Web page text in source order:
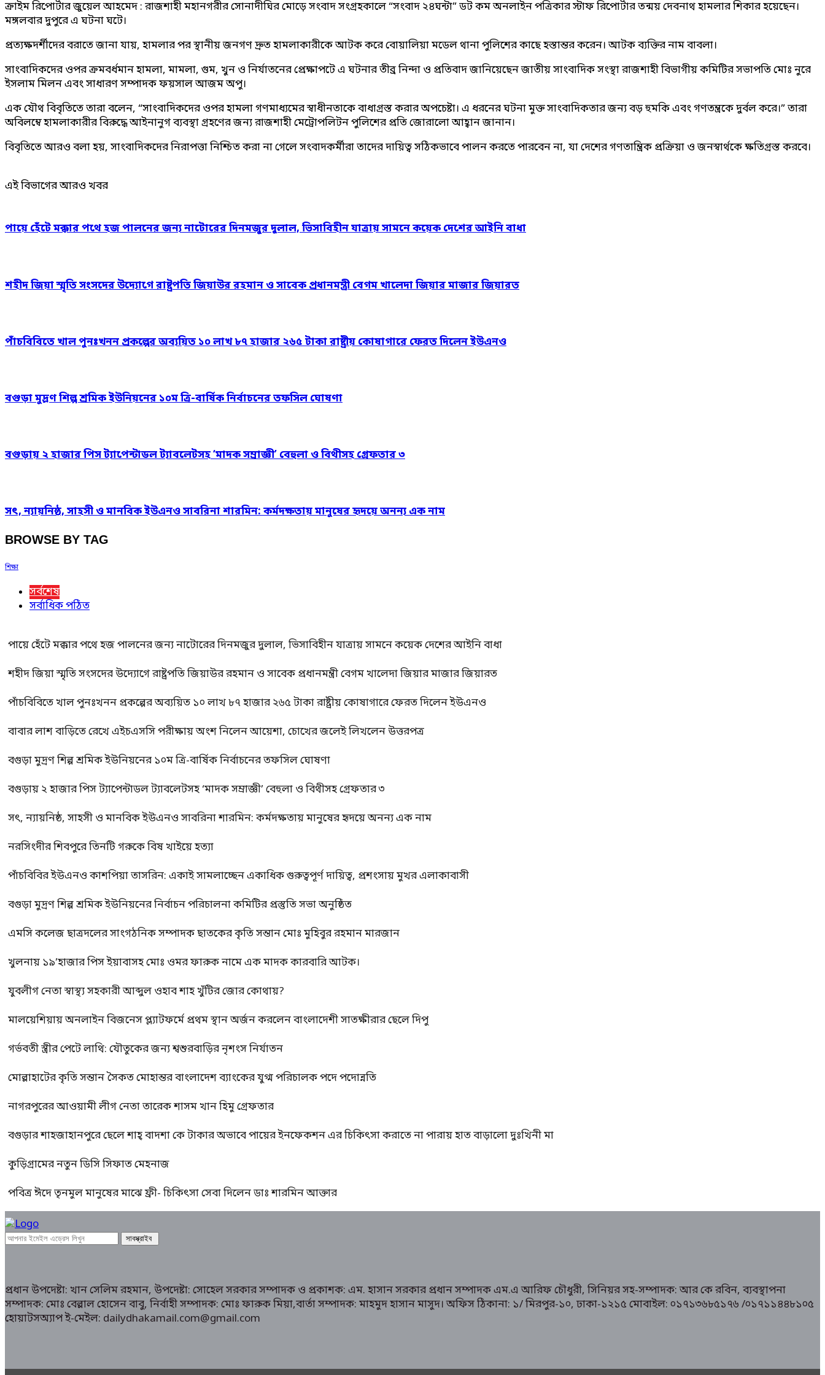
ক্রাইম রিপোর্টার জুয়েল আহমেদ : রাজশাহী মহানগরীর সোনাদীঘির মোড়ে সংবাদ সংগ্রহকালে “সংবাদ ২৪ঘন্টা” ডট কম অনলাইন পত্রিকার স্টাফ রিপোর্টার তন্ময় দেবনাথ হামলার শিকার হয়েছেন।
মঙ্গলবার দুপুরে এ ঘটনা ঘটে।
প্রত্যক্ষদর্শীদের বরাতে জানা যায়, হামলার পর স্থানীয় জনগণ দ্রুত হামলাকারীকে আটক করে বোয়ালিয়া মডেল থানা পুলিশের কাছে হস্তান্তর করেন। আটক ব্যক্তির নাম বাবলা।
সাংবাদিকদের ওপর ক্রমবর্ধমান হামলা, মামলা, গুম, খুন ও নির্যাতনের প্রেক্ষাপটে এ ঘটনার তীব্র নিন্দা ও প্রতিবাদ জানিয়েছেন জাতীয় সাংবাদিক সংস্থা রাজশাহী বিভাগীয় কমিটির সভাপতি মোঃ নুরে
ইসলাম মিলন এবং সাধারণ সম্পাদক ফয়সাল আজম অপু।
এক যৌথ বিবৃতিতে তারা বলেন, “সাংবাদিকদের ওপর হামলা গণমাধ্যমের স্বাধীনতাকে বাধাগ্রস্ত করার অপচেষ্টা। এ ধরনের ঘটনা মুক্ত সাংবাদিকতার জন্য বড় হুমকি এবং গণতন্ত্রকে দুর্বল করে।” তারা
অবিলম্বে হামলাকারীর বিরুদ্ধে আইনানুগ ব্যবস্থা গ্রহণের জন্য রাজশাহী মেট্রোপলিটন পুলিশের প্রতি জোরালো আহ্বান জানান।
বিবৃতিতে আরও বলা হয়, সাংবাদিকদের নিরাপত্তা নিশ্চিত করা না গেলে সংবাদকর্মীরা তাদের দায়িত্ব সঠিকভাবে পালন করতে পারবেন না, যা দেশের গণতান্ত্রিক প্রক্রিয়া ও জনস্বার্থকে ক্ষতিগ্রস্ত করবে।
এই বিভাগের আরও খবর
পায়ে হেঁটে মক্কার পথে হজ পালনের জন্য নাটোরের দিনমজুর দুলাল, ভিসাবিহীন যাত্রায় সামনে কয়েক দেশের আইনি বাধা
শহীদ জিয়া স্মৃতি সংসদের উদ্যোগে রাষ্ট্রপতি জিয়াউর রহমান ও সাবেক প্রধানমন্ত্রী বেগম খালেদা জিয়ার মাজার জিয়ারত
পাঁচবিবিতে খাল পুনঃখনন প্রকল্পের অব্যয়িত ১০ লাখ ৮৭ হাজার ২৬৫ টাকা রাষ্ট্রীয় কোষাগারে ফেরত দিলেন ইউএনও
বগুড়া মুদ্রণ শিল্প শ্রমিক ইউনিয়নের ১০ম ত্রি-বার্ষিক নির্বাচনের তফসিল ঘোষণা
বগুড়ায় ২ হাজার পিস ট্যাপেন্টাডল ট্যাবলেটসহ ‘মাদক সম্রাজ্ঞী’ বেহুলা ও বিথীসহ গ্রেফতার ৩
সৎ, ন্যায়নিষ্ঠ, সাহসী ও মানবিক ইউএনও সাবরিনা শারমিন: কর্মদক্ষতায় মানুষের হৃদয়ে অনন্য এক নাম
BROWSE BY TAG
শিক্ষা
সর্বশেষ
সর্বাধিক পঠিত
পায়ে হেঁটে মক্কার পথে হজ পালনের জন্য নাটোরের দিনমজুর দুলাল, ভিসাবিহীন যাত্রায় সামনে কয়েক দেশের আইনি বাধা
শহীদ জিয়া স্মৃতি সংসদের উদ্যোগে রাষ্ট্রপতি জিয়াউর রহমান ও সাবেক প্রধানমন্ত্রী বেগম খালেদা জিয়ার মাজার জিয়ারত
পাঁচবিবিতে খাল পুনঃখনন প্রকল্পের অব্যয়িত ১০ লাখ ৮৭ হাজার ২৬৫ টাকা রাষ্ট্রীয় কোষাগারে ফেরত দিলেন ইউএনও
বাবার লাশ বাড়িতে রেখে এইচএসসি পরীক্ষায় অংশ নিলেন আয়েশা, চোখের জলেই লিখলেন উত্তরপত্র
বগুড়া মুদ্রণ শিল্প শ্রমিক ইউনিয়নের ১০ম ত্রি-বার্ষিক নির্বাচনের তফসিল ঘোষণা
বগুড়ায় ২ হাজার পিস ট্যাপেন্টাডল ট্যাবলেটসহ ‘মাদক সম্রাজ্ঞী’ বেহুলা ও বিথীসহ গ্রেফতার ৩
সৎ, ন্যায়নিষ্ঠ, সাহসী ও মানবিক ইউএনও সাবরিনা শারমিন: কর্মদক্ষতায় মানুষের হৃদয়ে অনন্য এক নাম
নরসিংদীর শিবপুরে তিনটি গরুকে বিষ খাইয়ে হত্যা
পাঁচবিবির ইউএনও কাশপিয়া তাসরিন: একাই সামলাচ্ছেন একাধিক গুরুত্বপূর্ণ দায়িত্ব, প্রশংসায় মুখর এলাকাবাসী
বগুড়া মুদ্রণ শিল্প শ্রমিক ইউনিয়নের নির্বাচন পরিচালনা কমিটির প্রস্তুতি সভা অনুষ্ঠিত
এমসি কলেজ ছাত্রদলের সাংগঠনিক সম্পাদক ছাতকের কৃতি সন্তান মোঃ মুহিবুর রহমান মারজান
খুলনায় ১৯’হাজার পিস ইয়াবাসহ মোঃ ওমর ফারুক নামে এক মাদক কারবারি আটক।
যুবলীগ নেতা স্বাস্থ্য সহকারী আব্দুল ওহাব শাহ খুঁটির জোর কোথায়?
মালয়েশিয়ায় অনলাইন বিজনেস প্ল্যাটফর্মে প্রথম স্থান অর্জন করলেন বাংলাদেশী সাতক্ষীরার ছেলে দিপু
গর্ভবতী স্ত্রীর পেটে লাথি: যৌতুকের জন্য শ্বশুরবাড়ির নৃশংস নির্যাতন
মোল্লাহাটের কৃতি সন্তান সৈকত মোহান্তর বাংলাদেশ ব্যাংকের যুগ্ম পরিচালক পদে পদোন্নতি
নাগরপুরের আওয়ামী লীগ নেতা তারেক শাসম খান হিমু গ্রেফতার
বগুড়ার শাহজাহানপুরে ছেলে শাহ্ বাদশা কে টাকার অভাবে পায়ের ইনফেকশন এর চিকিৎসা করাতে না পারায় হাত বাড়ালো দুঃখিনী মা
কুড়িগ্রামের নতুন ডিসি সিফাত মেহনাজ
পবিত্র ঈদে তৃনমুল মানুষের মাঝে ফ্রী- চিকিৎসা সেবা দিলেন ডাঃ শারমিন আক্তার
প্রধান উপদেষ্টা: খান সেলিম রহমান, উপদেষ্টা: সোহেল সরকার সম্পাদক ও প্রকাশক: এম. হাসান সরকার প্রধান সম্পাদক এম.এ আরিফ চৌধুরী, সিনিয়র সহ-সম্পাদক: আর কে রবিন, ব্যবস্থাপনা
সম্পাদক: মোঃ বেল্লাল হোসেন বাবু, নির্বাহী সম্পাদক: মোঃ ফারুক মিয়া,বার্তা সম্পাদক: মাহমুদ হাসান মাসুদ। অফিস ঠিকানা: ১/ মিরপুর-১০, ঢাকা-১২১৫ মোবাইল: ০১৭১৩৬৮৫১৭৬ /০১৭১১৪৪৮১০৫
হোয়াটসঅ্যাপ ই-মেইল: dailydhakamail.com@gmail.com